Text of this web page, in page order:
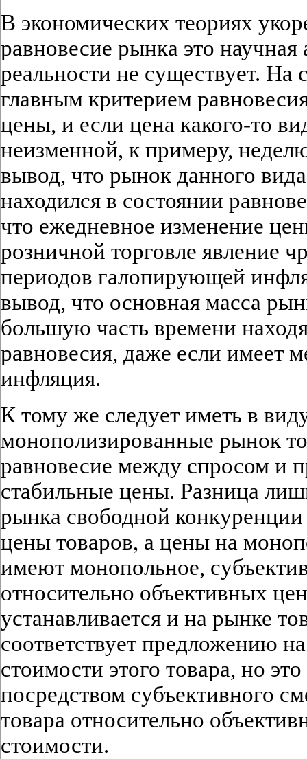
В экономических теориях
равновесие рынка это научная
реальности не существует. На
главным критерием
цены, и если цена какого-то
неизменной, к примеру,
вывод, что рынок данного
находился в состоянии
что ежедневное изменение
розничной торговле явление
периодов галопирующей
вывод, что основная масса
большую часть времени
равновесия, даже если имеет
инфляция.
К тому же следует иметь в
монополизированные рынок
равновесие между спросом и
стабильные цены. Разница
рынка свободной
цены товаров, а цены на
имеют монопольное,
относительно объективных
устанавливается и на рынке
соответствует предложению
стоимости этого товара, но
посредством субъективного
товара относительно
стоимости.